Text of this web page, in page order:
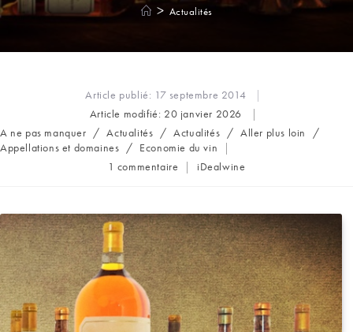
> Actualités
Article publié: 17 septembre 2014
Article modifié: 20 janvier 2026
Post
category:
A ne pas manquer / Actualités / Actualités / Aller plus loin
/
Appellations et domaines / Economie du vin
Commentaires
publication :
1 commentaire
Auteur/autrice
publication :
iDealwine